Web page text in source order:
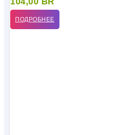
ПОДРОБНЕЕ